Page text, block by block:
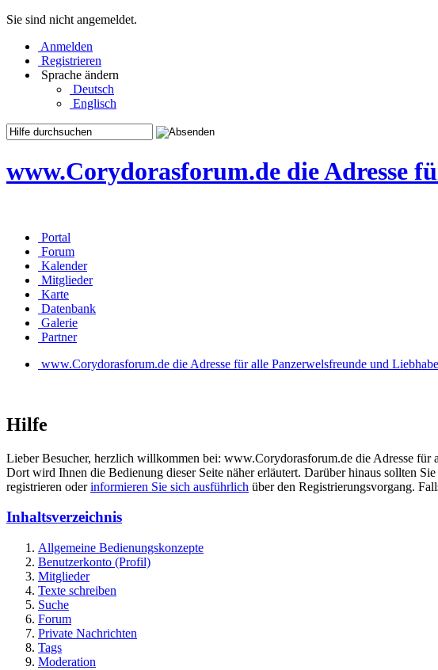
Sie sind nicht angemeldet.
Anmelden
Registrieren
Sprache ändern
Deutsch
Englisch
www.Corydorasforum.de die Adresse
Portal
Forum
Kalender
Mitglieder
Karte
Datenbank
Galerie
Partner
www.Corydorasforum.de die Adresse für alle Panzerwelsfreunde und
Hilfe
Lieber Besucher, herzlich willkommen bei: www.Corydorasforum.de die Adresse für
Dort wird Ihnen die Bedienung dieser Seite näher erläutert. Darüber hinaus sollten
registrieren oderinformieren Sie sich ausführlich über den Registrierungsvorgang.
Inhaltsverzeichnis
Allgemeine Bedienungskonzepte
Benutzerkonto (Profil)
Mitglieder
Texte schreiben
Suche
Forum
Private Nachrichten
Tags
Moderation